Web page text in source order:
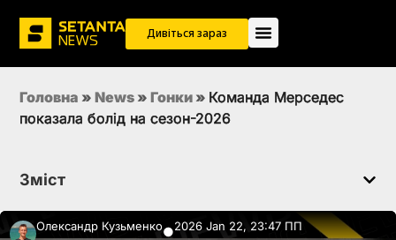
Дивіться зараз
Головна » News » Гонки » Команда Мерседес
показала болід на сезон-2026
Зміст
Олександр Кузьменко●2026 Jan 22, 23:47 ПП